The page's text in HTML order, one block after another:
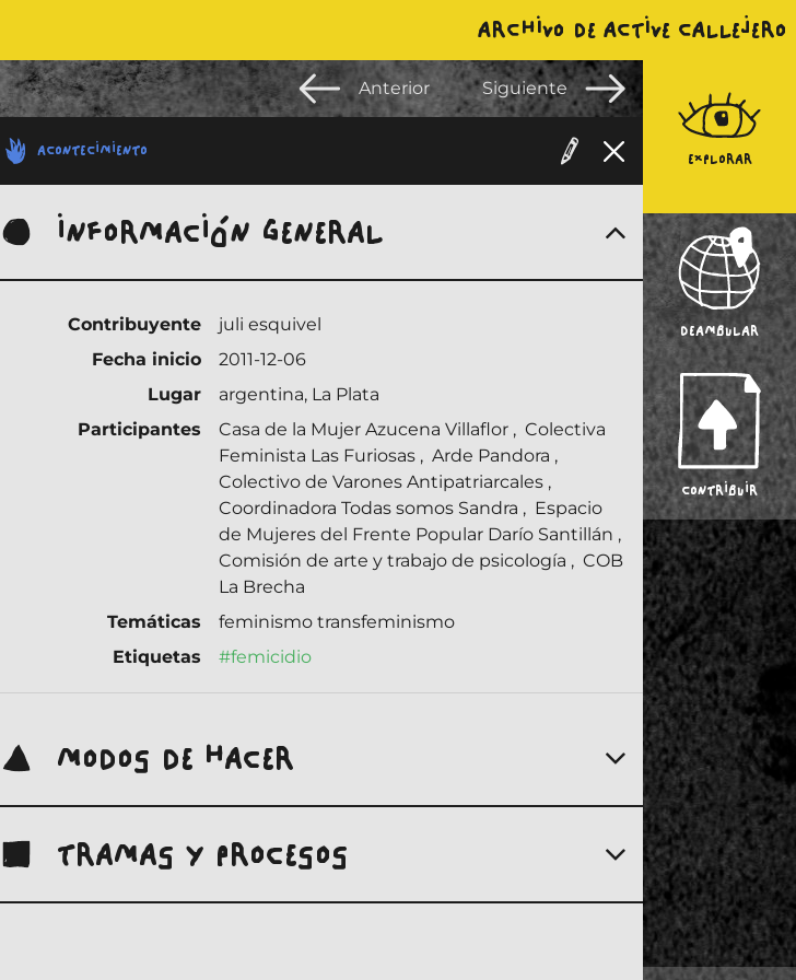
ARCHIVO DE ACTIVE CALLEJERO
Anterior Siguiente
ACONTECIMIENTO
INFORMACIÓN GENERAL
Contribuyente
juli esquivel
Fecha inicio
2011-12-06
Lugar
argentina, La Plata
Participantes
Casa de la Mujer Azucena Villaflor , Colectiva
Feminista Las Furiosas , Arde Pandora ,
Colectivo de Varones Antipatriarcales ,
Coordinadora Todas somos Sandra , Espacio
de Mujeres del Frente Popular Darío Santillán ,
Comisión de arte y trabajo de psicología , COB
La Brecha
Temáticas
feminismo transfeminismo
Etiquetas
#femicidio
MODOS DE HACER
TRAMAS Y PROCESOS
EXPLORAR
DEAMBULAR
CONTRIBUIR